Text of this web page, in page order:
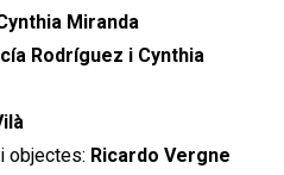
Miranda
Rodríguez i Cynthia
objectes: Ricardo Vergne